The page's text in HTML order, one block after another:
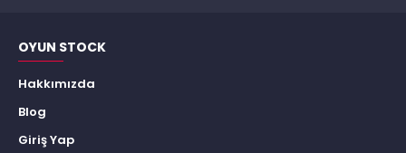
OYUN STOCK
Hakkımızda
Blog
Giriş Yap